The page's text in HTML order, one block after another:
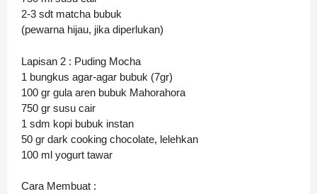
2-3 sdt matcha bubuk
(pewarna hijau, jika diperlukan)
Lapisan 2 : Puding Mocha
1 bungkus agar-agar bubuk (7gr)
100 gr gula aren bubuk Mahorahora
750 gr susu cair
1 sdm kopi bubuk instan
50 gr dark cooking chocolate, lelehkan
100 ml yogurt tawar
Cara Membuat :